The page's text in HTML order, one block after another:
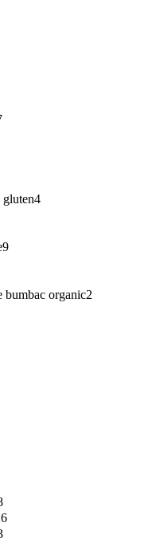
gluten4
9
bumbac organic2